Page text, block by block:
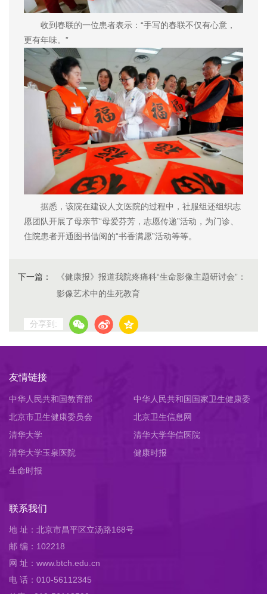
收到春联的一位患者表示：“手写的春联不仅有心意，
更有年味。”
据悉，该院在建设人文医院的过程中，社服组还组织志
愿团队开展了母亲节“母爱芬芳，志愿传递”活动，为门诊、
住院患者开通图书借阅的“书香满愿”活动等等。
下一篇：
《健康报》报道我院疼痛科“生命影像主题研讨会”：
影像艺术中的生死教育
分享到:
友情链接
中华人民共和国教育部
中华人民共和国国家卫生健康委
员会
北京市卫生健康委员会
北京卫生信息网
清华大学
清华大学华信医院
清华大学玉泉医院
健康时报
生命时报
联系我们
地 址：北京市昌平区立汤路168号
邮 编：102218
网 址：www.btch.edu.cn
电 话：010-56112345